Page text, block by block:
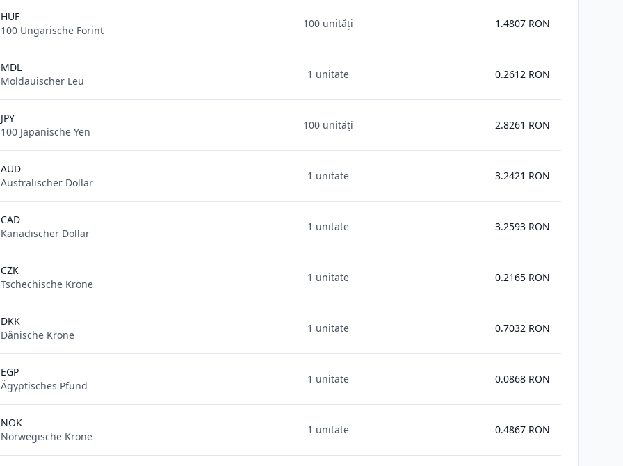
HUF
100 Ungarische Forint
100 unități 1.4807 RON
MDL
Moldauischer Leu
1 unitate 0.2612 RON
JPY
100 Japanische Yen
100 unități 2.8261 RON
AUD
Australischer Dollar
1 unitate 3.2421 RON
CAD
Kanadischer Dollar
1 unitate 3.2593 RON
CZK
Tschechische Krone
1 unitate 0.2165 RON
DKK
Dänische Krone
1 unitate 0.7032 RON
EGP
Ägyptisches Pfund
1 unitate 0.0868 RON
NOK
Norwegische Krone
1 unitate 0.4867 RON